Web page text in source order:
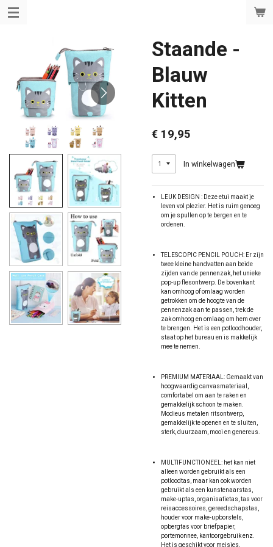
Ga
direct
Staande -
Blauw
Kitten
€ 19,95
In winkelwagen
LEUK DESIGN : Deze etui maakt je
leven vol plezier. Het is ruim genoeg
om je spullen op te bergen en te
ordenen.
TELESCOPIC PENCIL POUCH: Er zijn
twee kleine handvatten aan beide
zijden van de pennenzak, het unieke
pop-up flesontwerp. De bovenkant
kan omhoog of omlaag worden
getrokken om de hoogte van de
pennenzak aan te passen, trek de
zak omhoog en omlaag om hem over
te brengen. Het is een potloodhouder,
staat op het bureau en is makkelijk
mee te nemen.
PREMIUM MATERIAAL: Gemaakt van
hoogwaardig canvasmateriaal,
comfortabel om aan te raken en
gemakkelijk schoon te maken.
Modieus metalen ritsontwerp,
gemakkelijk te openen en te sluiten,
sterk, duurzaam, mooi en genereus.
MULTIFUNCTIONEEL: het kan niet
alleen worden gebruikt als een
potloodtas, maar kan ook worden
gebruikt als een kunstenaarstas,
make-uptas, organisatietas, tas voor
reisaccessoires, gereedschapstas,
houder voor make-upborstels,
opbergtas voor briefpapier,
portemonnee, kantoorgebruik enz.
Het is geschikt voor meisjes,